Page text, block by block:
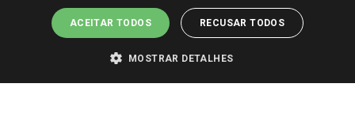
ACEITAR TODOS RECUSAR TODOS
MOSTRAR DETALHES